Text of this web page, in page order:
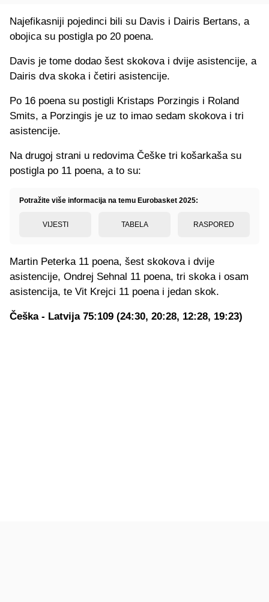
Najefikasniji pojedinci bili su Davis i Dairis Bertans, a
obojica su postigla po 20 poena.
Davis je tome dodao šest skokova i dvije asistencije, a
Dairis dva skoka i četiri asistencije.
Po 16 poena su postigli Kristaps Porzingis i Roland
Smits, a Porzingis je uz to imao sedam skokova i tri
asistencije.
Na drugoj strani u redovima Češke tri košarkaša su
postigla po 11 poena, a to su:
Potražite više informacija na temu Eurobasket 2025:
VIJESTI TABELA RASPORED
Martin Peterka 11 poena, šest skokova i dvije
asistencije, Ondrej Sehnal 11 poena, tri skoka i osam
asistencija, te Vit Krejci 11 poena i jedan skok.
Češka - Latvija 75:109 (24:30, 20:28, 12:28, 19:23)